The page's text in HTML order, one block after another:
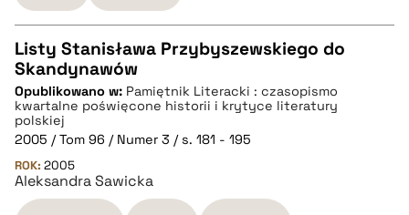
CZYSTY TEKST
pobierz cytat
BIBTEX
Listy Stanisława Przybyszewskiego do
Skandynawów
Opublikowano w: Pamiętnik Literacki : czasopismo
kwartalne poświęcone historii i krytyce literatury
polskiej
2005 / Tom 96 / Numer 3 / s. 181 - 195
ROK: 2005
Aleksandra Sawicka